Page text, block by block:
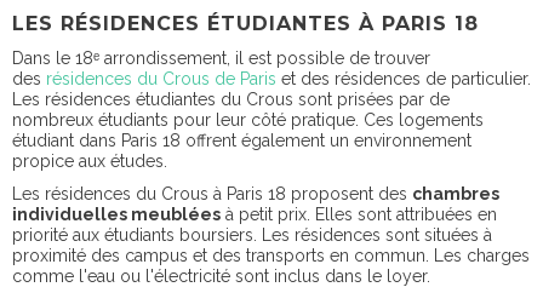
LES RÉSIDENCES ÉTUDIANTES À PARIS 18
Dans le 18ᵉ arrondissement, il est possible de trouver
des résidences du Crous de Paris et des résidences de particulier.
Les résidences étudiantes du Crous sont prisées par de
nombreux étudiants pour leur côté pratique. Ces logements
étudiant dans Paris 18 offrent également un environnement
propice aux études.
Les résidences du Crous à Paris 18 proposent des chambres
individuelles meublées à petit prix. Elles sont attribuées en
priorité aux étudiants boursiers. Les résidences sont situées à
proximité des campus et des transports en commun. Les charges
comme l'eau ou l'électricité sont inclus dans le loyer.